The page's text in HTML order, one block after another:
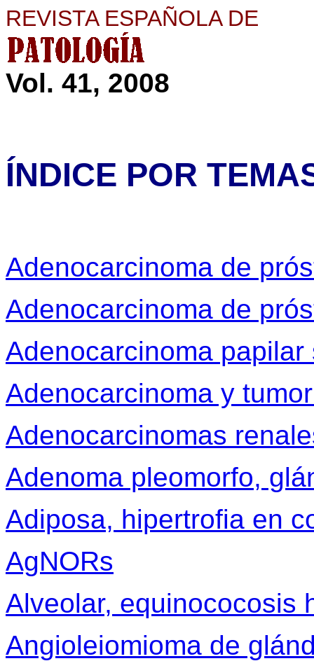
REVISTA ESPAÑOLA DE
Vol. 41, 2008
ÍNDICE POR
Adenocarcinoma de
Adenocarcinoma de
Adenocarcinoma
Adenocarcinoma y
Adenocarcinomas
Adenoma pleomorfo,
Adiposa, hipertrofia en
AgNORs
Alveolar, equinococosis
Angioleiomioma de